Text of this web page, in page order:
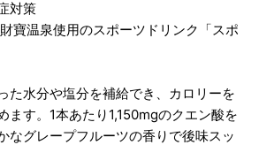
対策
寶温泉使用のスポーツドリンク「スポ
た水分や塩分を補給でき、カロリーを
ます。1本あたり1,150mgのクエン酸を
なグレープフルーツの香りで後味スッ